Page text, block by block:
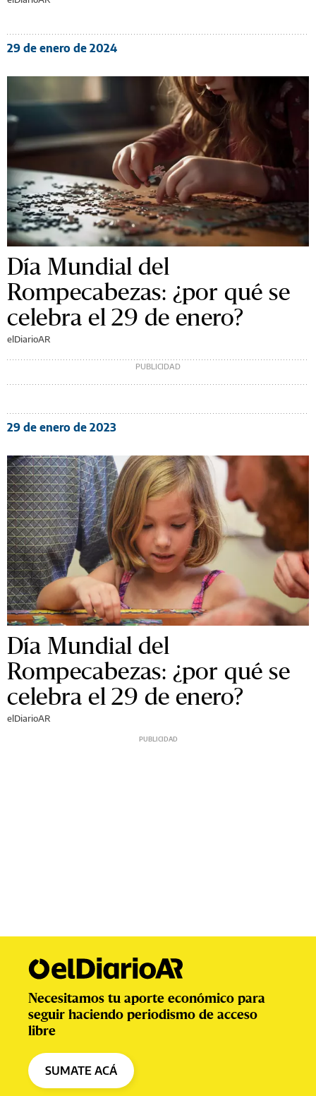
29 de enero de 2024
Día Mundial del
Rompecabezas: ¿por qué se
celebra el 29 de enero?
elDiarioAR
29 de enero de 2023
Día Mundial del
Rompecabezas: ¿por qué se
celebra el 29 de enero?
elDiarioAR
Necesitamos tu aporte económico para
seguir haciendo periodismo de acceso
libre
SUMATE ACÁ